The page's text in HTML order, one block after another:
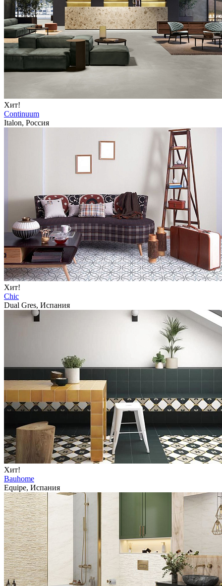
Хит!
Continuum
Italon, Россия
Хит!
Chic
Dual Gres, Испания
Хит!
Bauhome
Equipe, Испания